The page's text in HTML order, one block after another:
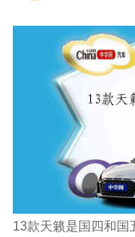
13款天籁是国四和国